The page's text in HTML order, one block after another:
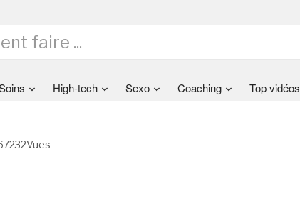
High-tech Sexo Coaching Top vidéos